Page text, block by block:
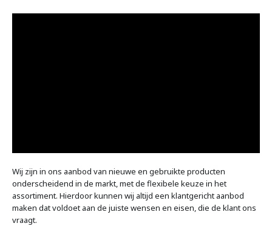
e
Wij zijn in ons aanbod van nieuwe en gebruikte producten
onderscheidend in de markt, met de flexibele keuze in het
assortiment. Hierdoor kunnen wij altijd een klantgericht aanbod
maken dat voldoet aan de juiste wensen en eisen, die de klant ons
vraagt.